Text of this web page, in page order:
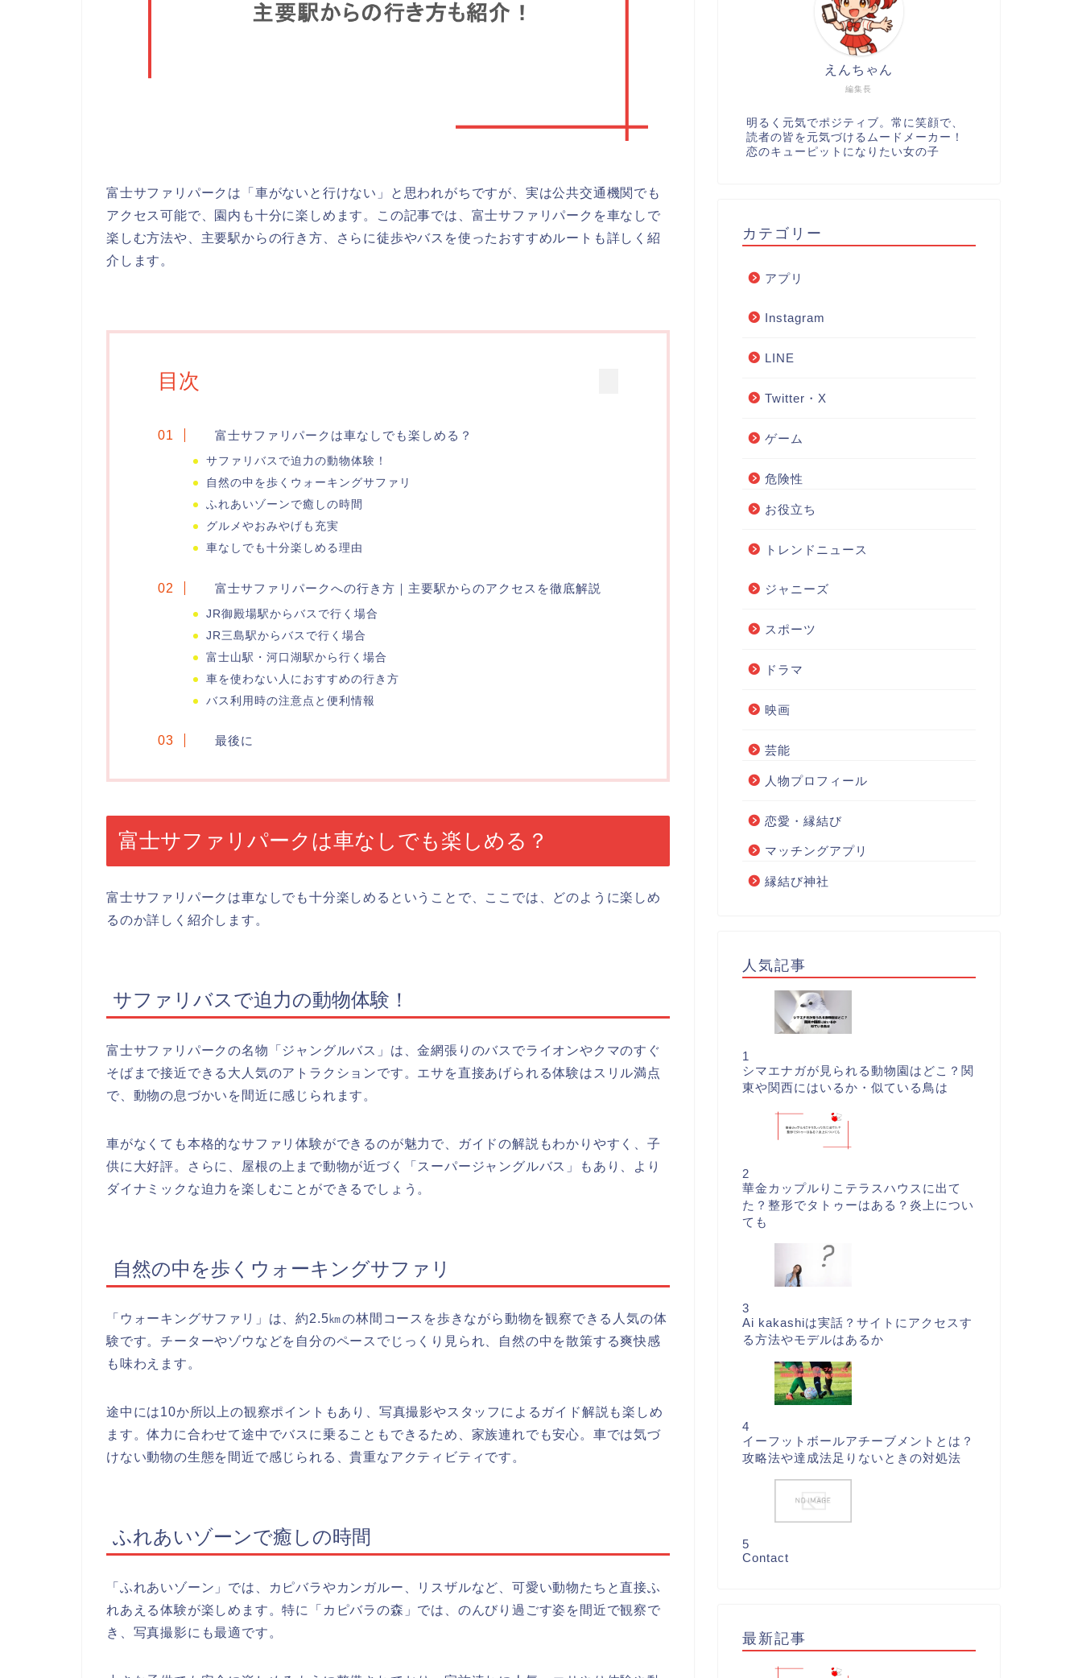
富士サファリパークは「車がないと行けない」と思われがちですが、実は公共交通機関でも
アクセス可能で、園内も十分に楽しめます。この記事では、富士サファリパークを車なしで
楽しむ方法や、主要駅からの行き方、さらに徒歩やバスを使ったおすすめルートも詳しく紹
介します。
目次
富士サファリパークは車なしでも楽しめる？
サファリバスで迫力の動物体験！
自然の中を歩くウォーキングサファリ
ふれあいゾーンで癒しの時間
グルメやおみやげも充実
車なしでも十分楽しめる理由
富士サファリパークへの行き方｜主要駅からのアクセスを徹底解説
JR御殿場駅からバスで行く場合
JR三島駅からバスで行く場合
富士山駅・河口湖駅から行く場合
車を使わない人におすすめの行き方
バス利用時の注意点と便利情報
最後に
富士サファリパークは車なしでも楽しめる？
富士サファリパークは車なしでも十分楽しめるということで、ここでは、どのように楽しめ
るのか詳しく紹介します。
サファリバスで迫力の動物体験！
富士サファリパークの名物「ジャングルバス」は、金網張りのバスでライオンやクマのすぐ
そばまで接近できる大人気のアトラクションです。エサを直接あげられる体験はスリル満点
で、動物の息づかいを間近に感じられます。
車がなくても本格的なサファリ体験ができるのが魅力で、ガイドの解説もわかりやすく、子
供に大好評。さらに、屋根の上まで動物が近づく「スーパージャングルバス」もあり、より
ダイナミックな迫力を楽しむことができるでしょう。
自然の中を歩くウォーキングサファリ
「ウォーキングサファリ」は、約2.5㎞の林間コースを歩きながら動物を観察できる人気の体
験です。チーターやゾウなどを自分のペースでじっくり見られ、自然の中を散策する爽快感
も味わえます。
途中には10か所以上の観察ポイントもあり、写真撮影やスタッフによるガイド解説も楽しめ
ます。体力に合わせて途中でバスに乗ることもできるため、家族連れでも安心。車では気づ
けない動物の生態を間近で感じられる、貴重なアクティビティです。
ふれあいゾーンで癒しの時間
「ふれあいゾーン」では、カピバラやカンガルー、リスザルなど、可愛い動物たちと直接ふ
れあえる体験が楽しめます。特に「カピバラの森」では、のんびり過ごす姿を間近で観察で
き、写真撮影にも最適です。
編集長
えんちゃん
明るく元気でポジティブ。常に笑顔で、
読者の皆を元気づけるムードメーカー！
恋のキューピットになりたい女の子
カテゴリー
アプリ
Instagram
LINE
Twitter・X
ゲーム
危険性
お役立ち
トレンドニュース
ジャニーズ
スポーツ
ドラマ
映画
芸能
人物プロフィール
恋愛・縁結び
マッチングアプリ
縁結び神社
人気記事
1
シマエナガが見られる動物園はどこ？関
東や関西にはいるか・似ている鳥は
2
華金カップルりこテラスハウスに出て
た？整形でタトゥーはある？炎上につい
ても
3
Ai kakashiは実話？サイトにアクセスす
る方法やモデルはあるか
4
イーフットボールアチーブメントとは？
攻略法や達成法足りないときの対処法
5
Contact
最新記事